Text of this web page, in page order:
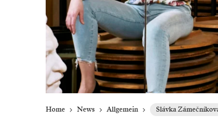
Home News Allgemein Slávka